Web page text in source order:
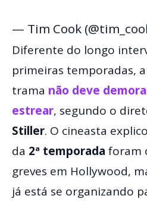
— Tim Cook
Diferente do longo
primeiras temporadas,
trama não deve
estrear, segundo o
Stiller. O cineasta
da 2ª temporada foram
greves em Hollywood,
já está se organizando